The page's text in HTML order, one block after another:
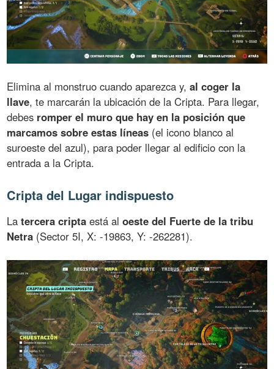
Elimina al monstruo cuando aparezca y,al coger la
llave, te marcarán la ubicación de la Cripta. Para llegar,
debes romper el muro que hay en la posición que
marcamos sobre estas líneas (el icono blanco al
suroeste del azul), para poder llegar al edificio con la
entrada a la Cripta.
Cripta del Lugar indispuesto
Latercera cripta está aloeste del Fuerte de la tribu
Netra (Sector 5I, X: -19863, Y: -262281).